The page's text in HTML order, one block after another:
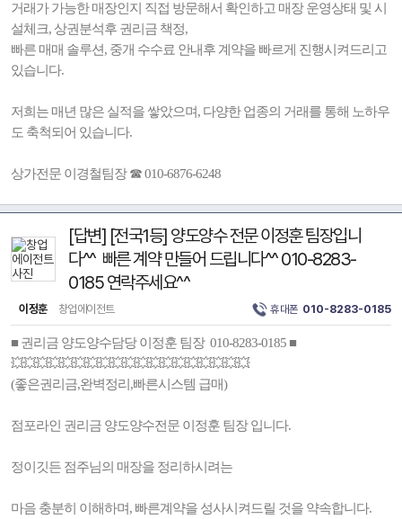
거래가 가능한 매장인지 직접 방문해서 확인하고 매장 운영상태 및 시
설체크, 상권분석후 권리금 책정,
빠른 매매 솔루션, 중개 수수료 안내후 계약을 빠르게 진행시켜드리고
있습니다.
저희는 매년 많은 실적을 쌓았으며, 다양한 업종의 거래를 통해 노하우
도 축척되어 있습니다.
상가전문 이경철팀장 ☎ 010-6876-6248
[답변] [전국1등] 양도양수 전문 이정훈 팀장입니
다^^ 빠른 계약 만들어 드립니다^^ 010-8283-
0185 연락주세요^^
이정훈 창업에이전트 휴대폰 010-8283-0185
■ 권리금 양도양수담당 이정훈 팀장 010-8283-0185 ■
💥💥💥💥💥💥💥💥💥💥💥💥💥💥💥💥💥💥💥
(좋은권리금,완벽정리,빠른시스템 급매)
점포라인 권리금 양도양수전문 이정훈 팀장 입니다.
정이깃든 점주님의 매장을 정리하시려는
마음 충분히 이해하며, 빠른계약을 성사시켜드릴 것을 약속합니다.